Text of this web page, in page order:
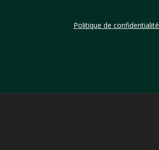
Politique de confidentialité